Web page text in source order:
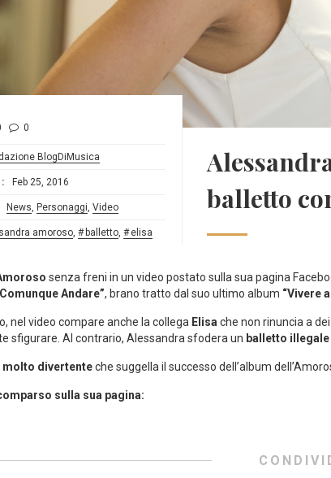
0
BlogDiMusica
Feb 25, 2016
News, Personaggi, Video
amoroso, balletto, elisa
balletto
senza freni in un video postato sulla sua pagina
Andare”, brano tratto dal suo ultimo album “Vivere
nel video compare anche la collega Elisache non rinuncia a
sfigurare. Al contrario, Alessandra sfodera un balletto illegale
molto divertenteche suggella il successo dell’album
sulla sua pagina: